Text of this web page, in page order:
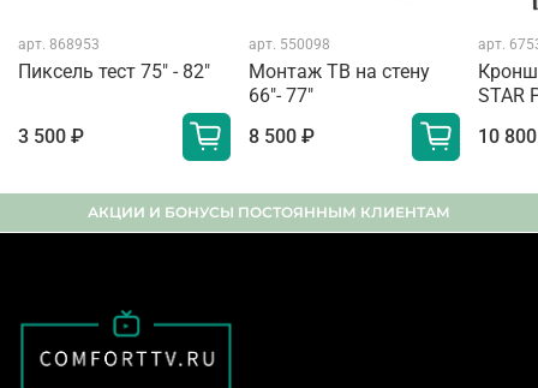
арт. 868953
Пиксель тест 75" - 82"
3 500 ₽
арт. 550098
Монтаж ТВ на стену
66"- 77"
8 500 ₽
арт.
STAR
10
АКЦИИ И БОНУСЫ ПОСТОЯННЫМ КЛИЕНТАМ